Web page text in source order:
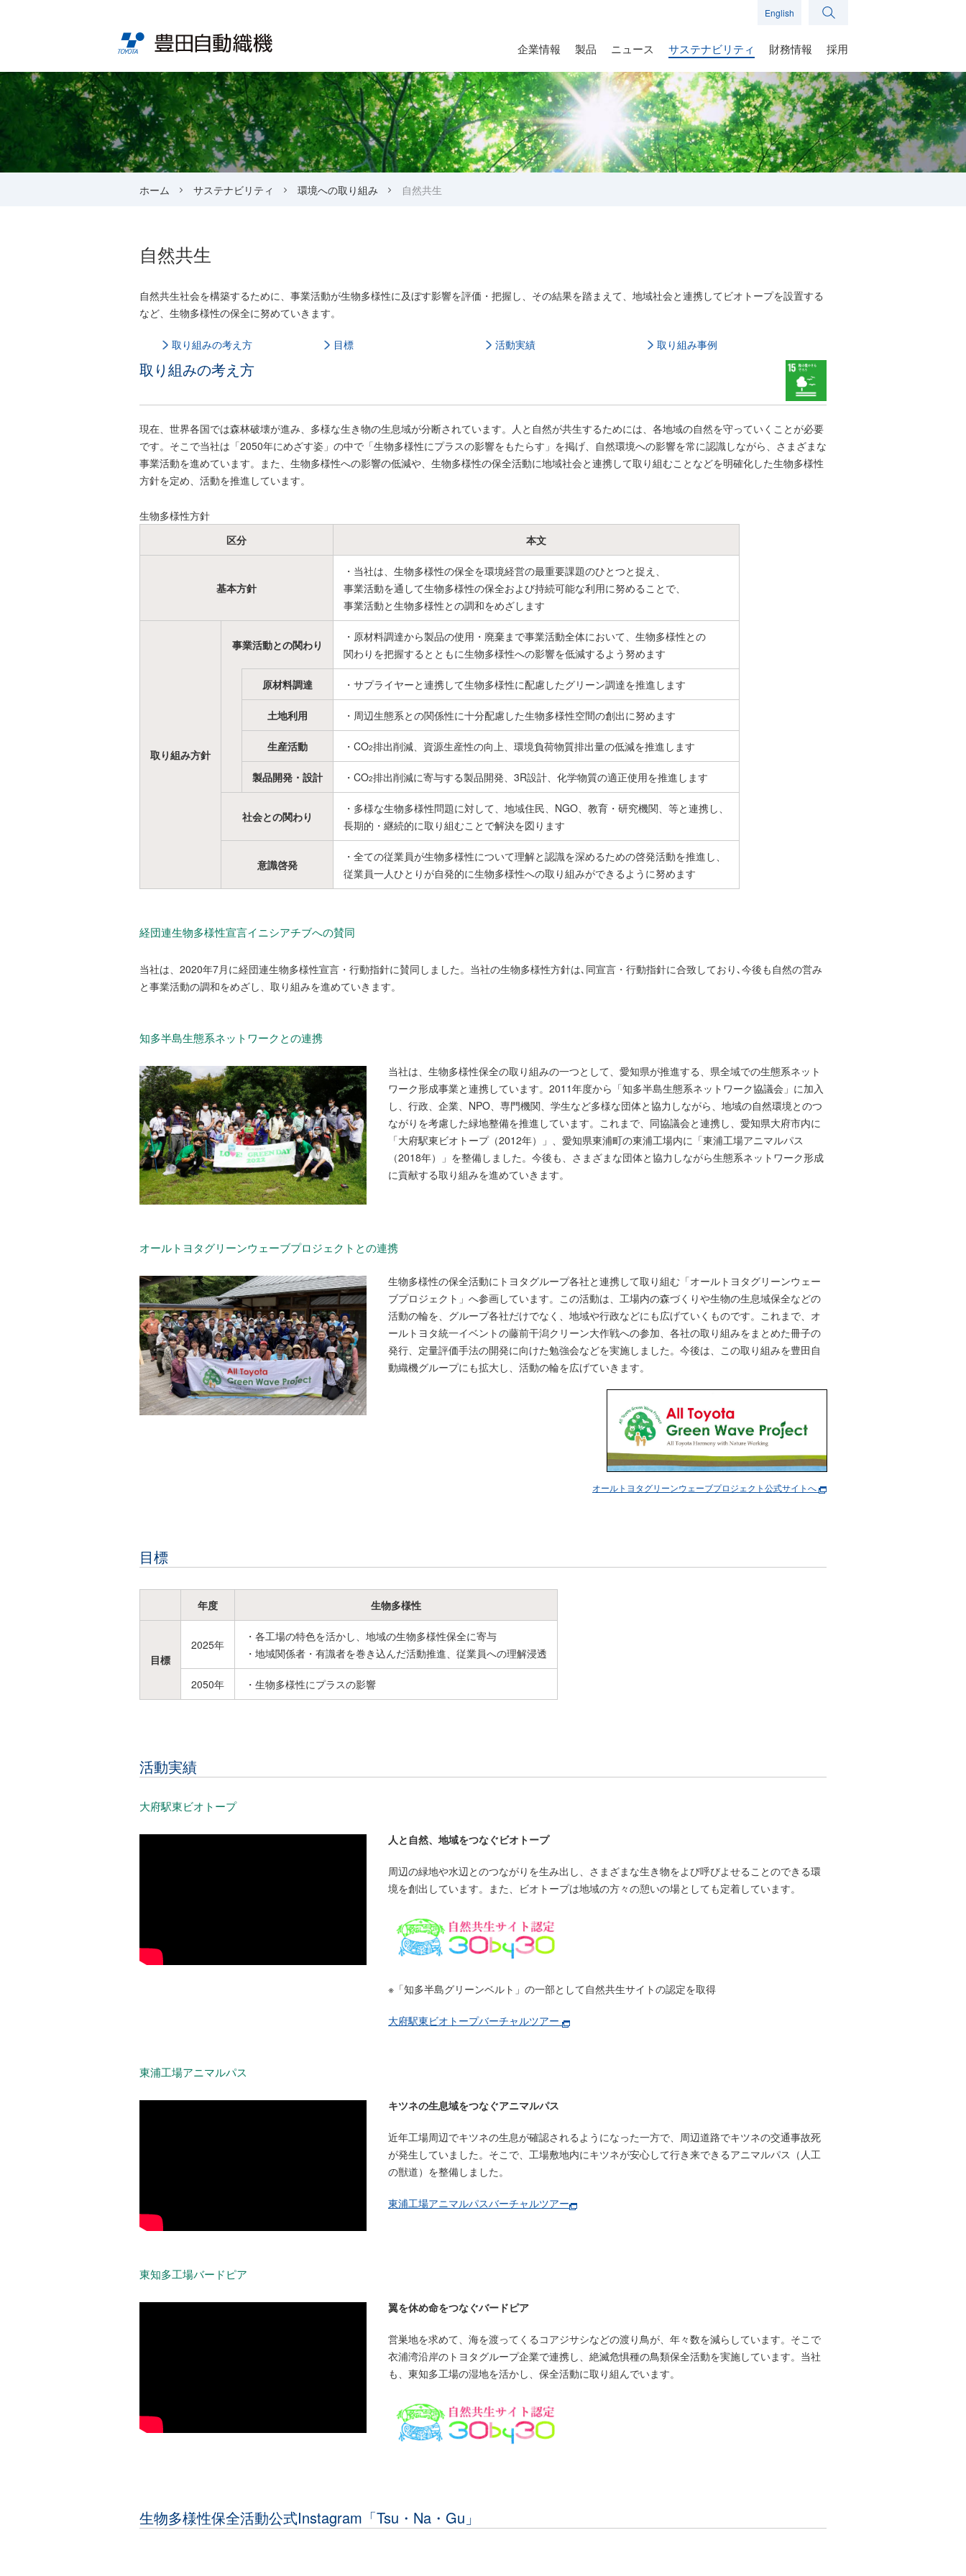
English
企業情報 製品 ニュース サステナビリティ 財務情報 採用
ホーム サステナビリティ 環境への取り組み 自然共生
自然共生
自然共生社会を構築するために、事業活動が生物多様性に及ぼす影響を評価・把握し、その結果を踏まえて、地域社会と連携してビオトープを設置する
など、生物多様性の保全に努めていきます。
取り組みの考え方 目標 活動実績 取り組み事例
取り組みの考え方
現在、世界各国では森林破壊が進み、多様な生き物の生息域が分断されています。人と自然が共生するためには、各地域の自然を守っていくことが必要
です。そこで当社は「2050年にめざす姿」の中で「生物多様性にプラスの影響をもたらす」を掲げ、自然環境への影響を常に認識しながら、さまざまな
事業活動を進めています。また、生物多様性への影響の低減や、生物多様性の保全活動に地域社会と連携して取り組むことなどを明確化した生物多様性
方針を定め、活動を推進しています。
生物多様性方針
区分
本文
基本方針
・当社は、生物多様性の保全を環境経営の最重要課題のひとつと捉え、
事業活動を通して生物多様性の保全および持続可能な利用に努めることで、
事業活動と生物多様性との調和をめざします
取り組み方針
事業活動との関わり
・原材料調達から製品の使用・廃棄まで事業活動全体において、生物多様性との
関わりを把握するとともに生物多様性への影響を低減するよう努めます
原材料調達 ・サプライヤーと連携して生物多様性に配慮したグリーン調達を推進します
土地利用 ・周辺生態系との関係性に十分配慮した生物多様性空間の創出に努めます
生産活動 ・CO2排出削減、資源生産性の向上、環境負荷物質排出量の低減を推進します
製品開発・設計 ・CO2排出削減に寄与する製品開発、3R設計、化学物質の適正使用を推進します
社会との関わり
・多様な生物多様性問題に対して、地域住民、NGO、教育・研究機関、等と連携し、
長期的・継続的に取り組むことで解決を図ります
意識啓発
・全ての従業員が生物多様性について理解と認識を深めるための啓発活動を推進し、
従業員一人ひとりが自発的に生物多様性への取り組みができるように努めます
経団連生物多様性宣言イニシアチブへの賛同
当社は、2020年7月に経団連生物多様性宣言・行動指針に賛同しました。当社の生物多様性方針は､同宣言・行動指針に合致しており､今後も自然の営み
と事業活動の調和をめざし、取り組みを進めていきます。
知多半島生態系ネットワークとの連携
当社は、生物多様性保全の取り組みの一つとして、愛知県が推進する、県全域での生態系ネット
ワーク形成事業と連携しています。2011年度から「知多半島生態系ネットワーク協議会」に加入
し、行政、企業、NPO、専門機関、学生など多様な団体と協力しながら、地域の自然環境とのつ
ながりを考慮した緑地整備を推進しています。これまで、同協議会と連携し、愛知県大府市内に
「大府駅東ビオトープ（2012年）」、愛知県東浦町の東浦工場内に「東浦工場アニマルパス
（2018年）」を整備しました。今後も、さまざまな団体と協力しながら生態系ネットワーク形成
に貢献する取り組みを進めていきます。
オールトヨタグリーンウェーブプロジェクトとの連携
生物多様性の保全活動にトヨタグループ各社と連携して取り組む「オールトヨタグリーンウェー
ブプロジェクト」へ参画しています。この活動は、工場内の森づくりや生物の生息域保全などの
活動の輪を、グループ各社だけでなく、地域や行政などにも広げていくものです。これまで、オ
ールトヨタ統一イベントの藤前干潟クリーン大作戦への参加、各社の取り組みをまとめた冊子の
発行、定量評価手法の開発に向けた勉強会などを実施しました。今後は、この取り組みを豊田自
動織機グループにも拡大し、活動の輪を広げていきます。
オールトヨタグリーンウェーブプロジェクト公式サイトへ
目標
年度 生物多様性
目標
2025年
・各工場の特色を活かし、地域の生物多様性保全に寄与
・地域関係者・有識者を巻き込んだ活動推進、従業員への理解浸透
2050年 ・生物多様性にプラスの影響
活動実績
大府駅東ビオトープ
人と自然、地域をつなぐビオトープ
周辺の緑地や水辺とのつながりを生み出し、さまざまな生き物をよび呼びよせることのできる環
境を創出しています。また、ビオトープは地域の方々の憩いの場としても定着しています。
※「知多半島グリーンベルト」の一部として自然共生サイトの認定を取得
大府駅東ビオトープバーチャルツアー
東浦工場アニマルパス
キツネの生息域をつなぐアニマルパス
近年工場周辺でキツネの生息が確認されるようになった一方で、周辺道路でキツネの交通事故死
が発生していました。そこで、工場敷地内にキツネが安心して行き来できるアニマルパス（人工
の獣道）を整備しました。
東浦工場アニマルパスバーチャルツアー
東知多工場バードピア
翼を休め命をつなぐバードピア
営巣地を求めて、海を渡ってくるコアジサシなどの渡り鳥が、年々数を減らしています。そこで
衣浦湾沿岸のトヨタグループ企業で連携し、絶滅危惧種の鳥類保全活動を実施しています。当社
も、東知多工場の湿地を活かし、保全活動に取り組んでいます。
生物多様性保全活動公式Instagram「Tsu・Na・Gu」